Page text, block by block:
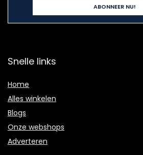
Snelle links
Home
Alles winkelen
Blogs
Onze webshops
Adverteren